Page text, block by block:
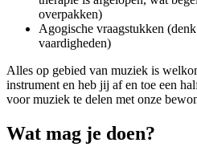
overpakken)
Agogische vraagstukken
vaardigheden)
Alles op gebied van muziek is
instrument en heb jij af en toe een
voor muziek te delen met onze
Wat mag je doen?